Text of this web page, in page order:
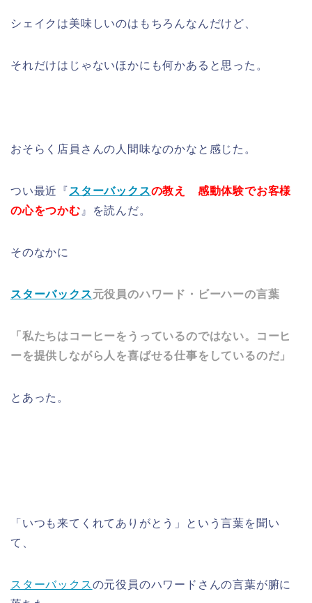
シェイクは美味しいのはもちろんなんだけど、
それだけはじゃないほかにも何かあると思った。
おそらく店員さんの人間味なのかなと感じた。
つい最近『 スターバックスの教え 感動体験でお客様
の心をつかむ 』を読んだ。
そのなかに
スターバックス元役員のハワード・ビーハーの言葉
「私たちはコーヒーをうっているのではない。コーヒ
ーを提供しながら人を喜ばせる仕事をしているのだ」
とあった。
「いつも来てくれてありがとう」という言葉を聞い
て、
スターバックスの元役員のハワードさんの言葉が腑に